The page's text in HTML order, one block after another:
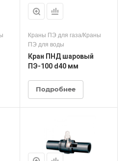
Краны ПЭ для газа/Краны
ПЭ для воды
Кран ПНД шаровый
ПЭ-100 d40 мм
Подробнее